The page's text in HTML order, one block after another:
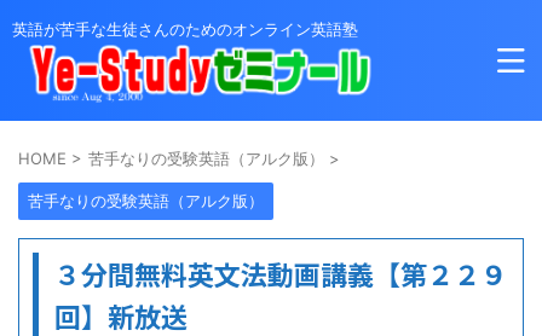
英語が苦手な生徒さんのためのオンライン英語塾
HOME > 苦手なりの受験英語（アルク版） >
苦手なりの受験英語（アルク版）
３分間無料英文法動画講義【第２２９
回】新放送